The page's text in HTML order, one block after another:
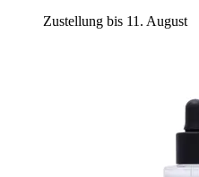
Zustellung bis 11. August